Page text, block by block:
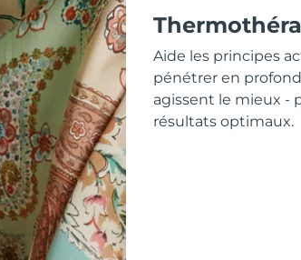
Aide les principes
pénétrer en
agissent le mieux -
résultats optimaux.